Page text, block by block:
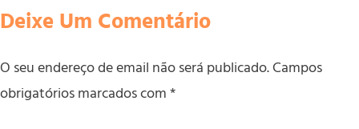
Deixe Um Comentário
O seu endereço de email não será publicado.Campos
obrigatórios marcados com*